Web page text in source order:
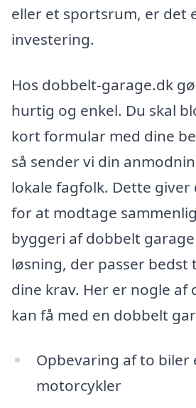
eller et sportsrum, er det
investering.
Hos dobbelt-garage.dk
hurtig og enkel. Du skal
kort formular med dine
så sender vi din
lokale fagfolk. Dette giver
for at modtage
byggeri af dobbelt
løsning, der passer bedst
dine krav. Her er nogle af
kan få med en dobbelt
Opbevaring af to biler
motorcykler